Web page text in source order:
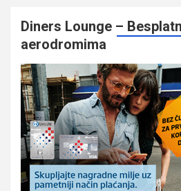
Diners Lounge –
aerodromima